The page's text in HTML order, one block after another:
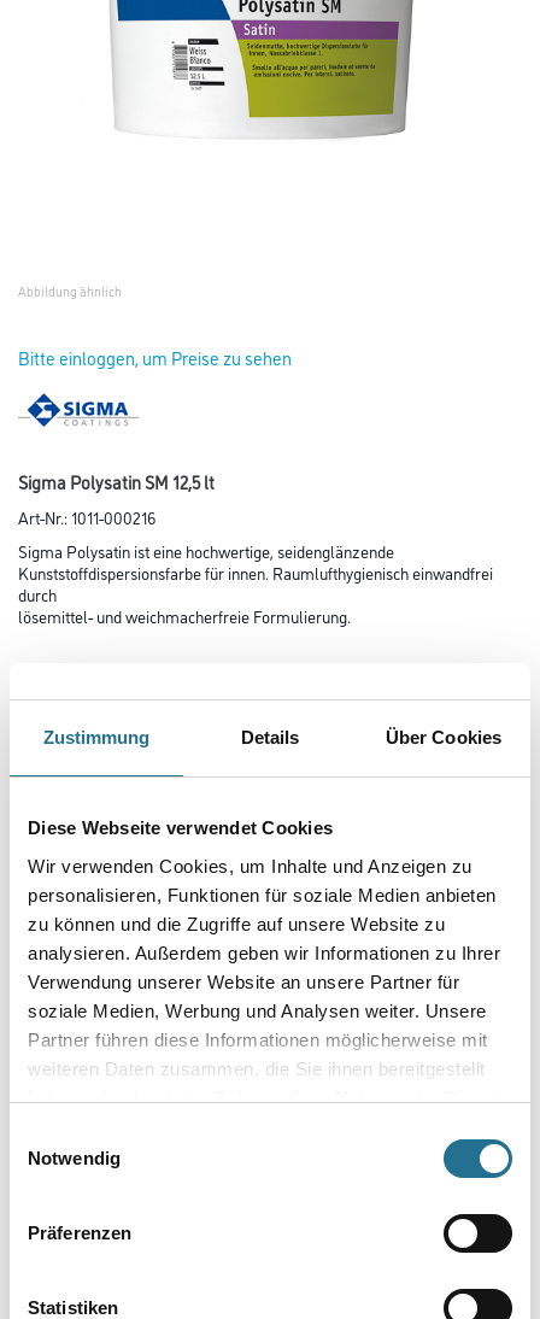
Zustimmung Details Über Cookies
Diese Webseite verwendet Cookies
Wir verwenden Cookies, um Inhalte und Anzeigen zu
personalisieren, Funktionen für soziale Medien anbieten
zu können und die Zugriffe auf unsere Website zu
analysieren. Außerdem geben wir Informationen zu Ihrer
Verwendung unserer Website an unsere Partner für
soziale Medien, Werbung und Analysen weiter. Unsere
Partner führen diese Informationen möglicherweise mit
weiteren Daten zusammen, die Sie ihnen bereitgestellt
haben oder die sie im Rahmen Ihrer Nutzung der Dienste
Notwendig
Präferenzen
Statistiken
Abbildung ähnlich
Bitte einloggen, um Preise zu sehen
Sigma Polysatin SM 12,5 lt
Art-Nr.:1011-000216
Sigma Polysatin ist eine hochwertige, seidenglänzende
Kunststoffdispersionsfarbe für innen. Raumlufthygienisch einwandfrei
durch
lösemittel- und weichmacherfreie Formulierung.
Gebinde
Umrechnungsfaktoren
Zur Farbauswahl für Ihren Wunschfarbton